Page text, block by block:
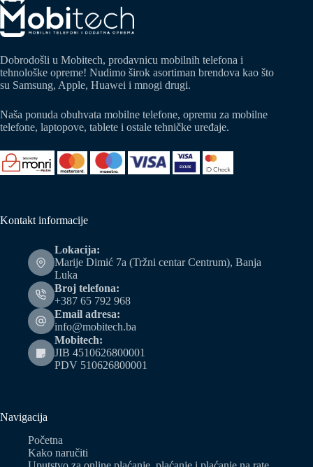
Dobrodošli u Mobitech, prodavnicu mobilnih telefona i
tehnološke opreme! Nudimo širok asortiman brendova kao što
su Samsung, Apple, Huawei i mnogi drugi.
Naša ponuda obuhvata mobilne telefone, opremu za mobilne
telefone, laptopove, tablete i ostale tehničke uređaje.
Kontakt informacije
Lokacija:
Marije Dimić 7a (Tržni centar Centrum), Banja
Luka
Broj telefona:
+387 65 792 968
Email adresa:
info@mobitech.ba
Mobitech:
JIB 4510626800001
PDV 510626800001
Navigacija
Početna
Kako naručiti